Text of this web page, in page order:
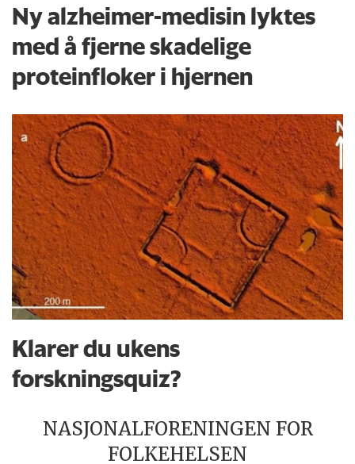
Ny alzheimer-medisin lyktes
med å fjerne skadelige
proteinfloker i hjernen
Klarer du ukens
forskningsquiz?
NASJONALFORENINGEN FOR
FOLKEHELSEN